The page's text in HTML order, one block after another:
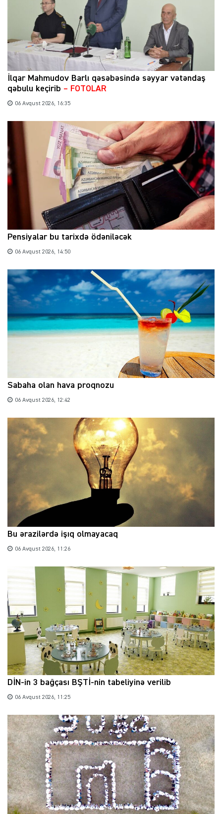
İlqar Mahmudov Barlı qəsəbəsində səyyar vətəndaş
qəbulu keçirib – FOTOLAR
06 Avqust 2026, 16:35
Pensiyalar bu tarixdə ödəniləcək
06 Avqust 2026, 14:50
Sabaha olan hava proqnozu
06 Avqust 2026, 12:42
Bu ərazilərdə işıq olmayacaq
06 Avqust 2026, 11:26
DİN-in 3 bağçası BŞTİ-nin tabeliyinə verilib
06 Avqust 2026, 11:25